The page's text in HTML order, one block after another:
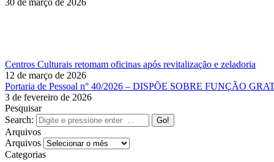
30 de março de 2026
Centros Culturais retomam oficinas após revitalização e zeladoria
12 de março de 2026
Portaria de Pessoal n° 40/2026 – DISPÕE SOBRE FUNÇÃO
3 de fevereiro de 2026
Pesquisar
Search:
Arquivos
Arquivos
Categorias